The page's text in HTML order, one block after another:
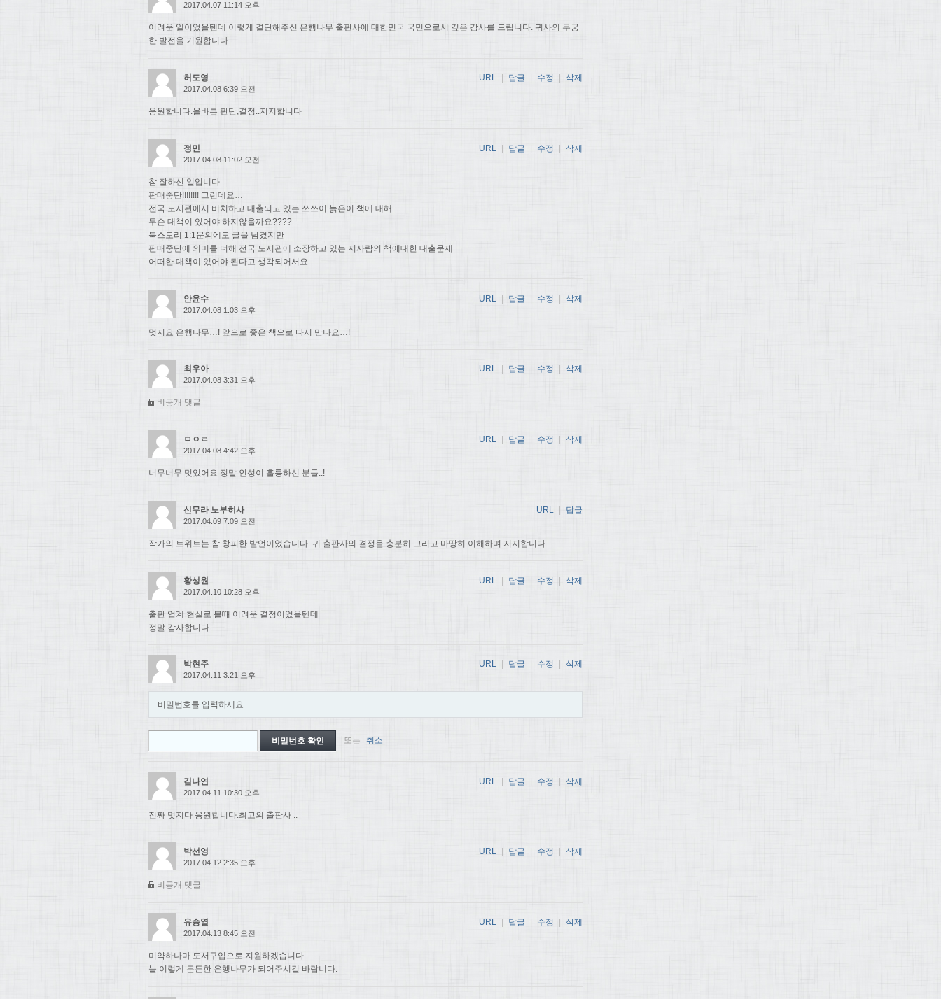
2017.04.07 11:14 오후
어려운 일이었을텐데 이렇게 결단해주신 은행나무 출판사에 대한민국 국민으로서 깊은 감사를 드립니다. 귀사의 무궁
한 발전을 기원합니다.
허도영
2017.04.08 6:39 오전
응원합니다.올바른 판단,결정..지지합니다
URL 답글 수정 삭제
정민
2017.04.08 11:02 오전
참 잘하신 일입니다
판매중단!!!!!!!! 그런데요…
전국 도서관에서 비치하고 대출되고 있는 쓰쓰이 늙은이 책에 대해
무슨 대책이 있어야 하지않을까요????
북스토리 1:1문의에도 글을 남겼지만
판매중단에 의미를 더해 전국 도서관에 소장하고 있는 저사람의 책에대한 대출문제
어떠한 대책이 있어야 된다고 생각되어서요
URL | 답글 | 수정 | 삭제
안윤수
2017.04.08 1:03 오후
멋저요 은행나무…! 앞으로 좋은 책으로 다시 만나요…!
URL | 답글 | 수정 | 삭제
최우아
2017.04.08 3:31 오후
비공개 댓글
URL 답글 수정 삭제
ㅁㅇㄹ
2017.04.08 4:42 오후
너무너무 멋있어요 정말 인성이 훌륭하신 분들..!
URL 답글 수정 삭제
신무라 노부히사
2017.04.09 7:09 오전
작가의 트위트는 참 창피한 발언이었습니다. 귀 출판사의 결정을 충분히 그리고 마땅히 이해하며 지지합니다.
URL | 답글
황성원
2017.04.10 10:28 오후
출판 업계 현실로 볼때 어려운 결정이었을텐데
정말 감사합니다
URL | 답글 | 수정 | 삭제
박현주
2017.04.11 3:21 오후
비밀번호를 입력하세요.
또는 취소
URL 답글 수정 삭제
김나연
2017.04.11 10:30 오후
진짜 멋지다 응원합니다.최고의 출판사 ..
URL | 답글 | 수정 | 삭제
박선영
2017.04.12 2:35 오후
비공개 댓글
URL 답글 수정 삭제
유승열
2017.04.13 8:45 오전
미약하나마 도서구입으로 지원하겠습니다.
늘 이렇게 든든한 은행나무가 되어주시길 바랍니다.
URL 답글 수정 삭제